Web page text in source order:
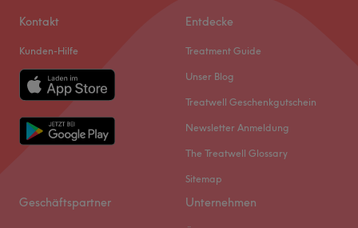
Kontakt
Kunden-Hilfe
Entdecke
Treatment Guide
Unser Blog
Treatwell Geschenkgutschein
Newsletter Anmeldung
The Treatwell Glossary
Sitemap
Geschäftspartner Unternehmen